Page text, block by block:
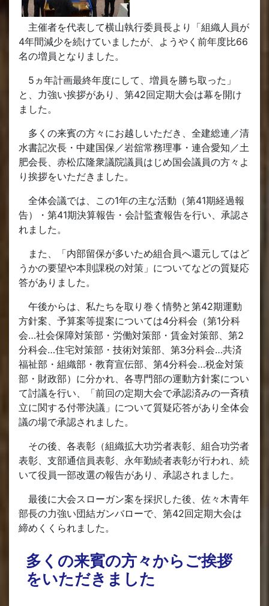
主催者を代表して横山執行委員長より「組織人員が
4年間減少を続けていましたが、ようやく前年度比66
名の増員となりました。
5ヵ年計画最終年度にして、増員を勝ち取った」
と、力強い挨拶があり、第42回定期大会は幕を開け
ました。
多くの来賓の方々にお越しいただき、全建総連／清
水書記次長・中建国保／岩舘常務理事・連合愛知／土
肥会長、赤松広隆衆議院議員はじめ国会議員の方々よ
り挨拶をいただきました。
全体会議では、この1年の主な活動（第41期経過報
告）・第41期決算報告・会計監査報告を行い、承認さ
れました。
また、「内部留保が多いため組合員へ還元してはど
うかの要望や本則課税の対策」についてなどの質疑応
答がありました。
午後からは、私たちを取り巻く情勢と第42期運動
方針案、予算案等提案については4分科会（第1分科
会…社会保障対策部・労働対策部・賃金対策部、第2
分科会…住宅対策部・技術対策部、第3分科会…共済
福祉部・組織部・教育宣伝部、第4分科会…税金対策
部・財政部）に分かれ、各専門部の運動方針案につい
て討議を行い、「前回の定期大会で承認済みの一斉積
立に関する付帯決議」について質疑応答があり全体会
議の場で承認されました。
その後、各表彰（組織拡大功労者表彰、組合功労者
表彰、支部通信員表彰、永年勤続者表彰が行われ、続
いて役員一部改選の報告があり、承認されました。
最後に大会スローガン案を採択した後、佐々木青年
部長の力強い団結ガンバローで、第42回定期大会は
締めくくられました。
多くの来賓の方々からご挨拶
をいただきました